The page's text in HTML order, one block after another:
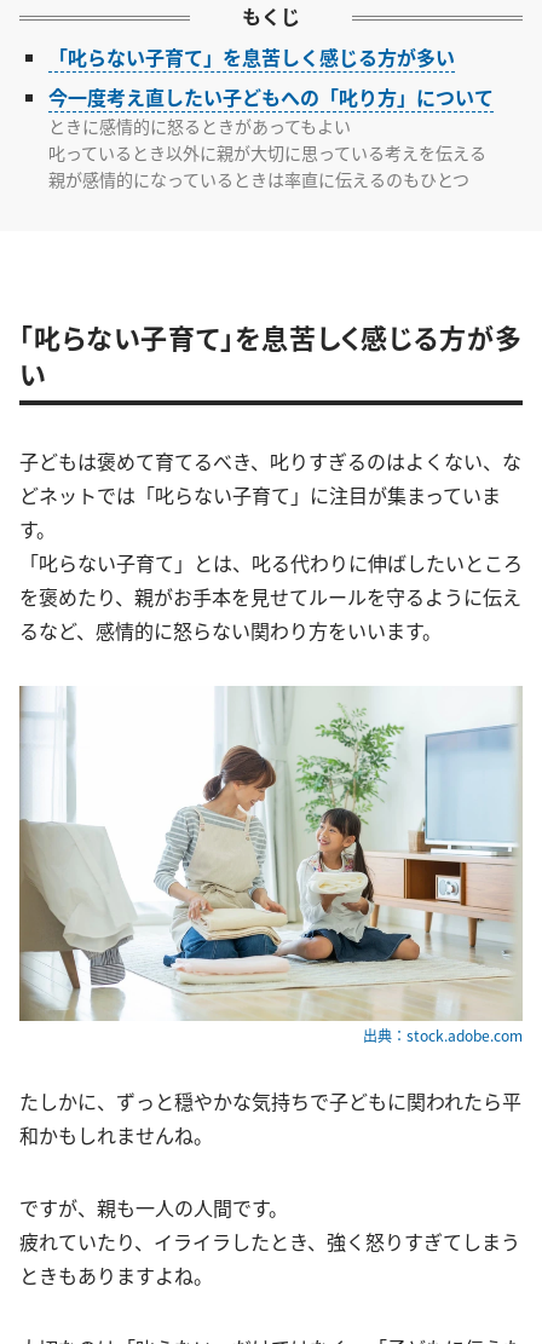
もくじ
「叱らない子育て」を息苦しく感じる方が多い
今一度考え直したい子どもへの「叱り方」について
ときに感情的に怒るときがあってもよい
叱っているとき以外に親が大切に思っている考えを伝える
親が感情的になっているときは率直に伝えるのもひとつ
「叱らない子育て」を息苦しく感じる方が多
い
子どもは褒めて育てるべき、叱りすぎるのはよくない、な
どネットでは「叱らない子育て」に注目が集まっていま
す。
「叱らない子育て」とは、叱る代わりに伸ばしたいところ
を褒めたり、親がお手本を見せてルールを守るように伝え
るなど、感情的に怒らない関わり方をいいます。
出典：stock.adobe.com
たしかに、ずっと穏やかな気持ちで子どもに関われたら平
和かもしれませんね。
ですが、親も一人の人間です。
疲れていたり、イライラしたとき、強く怒りすぎてしまう
ときもありますよね。